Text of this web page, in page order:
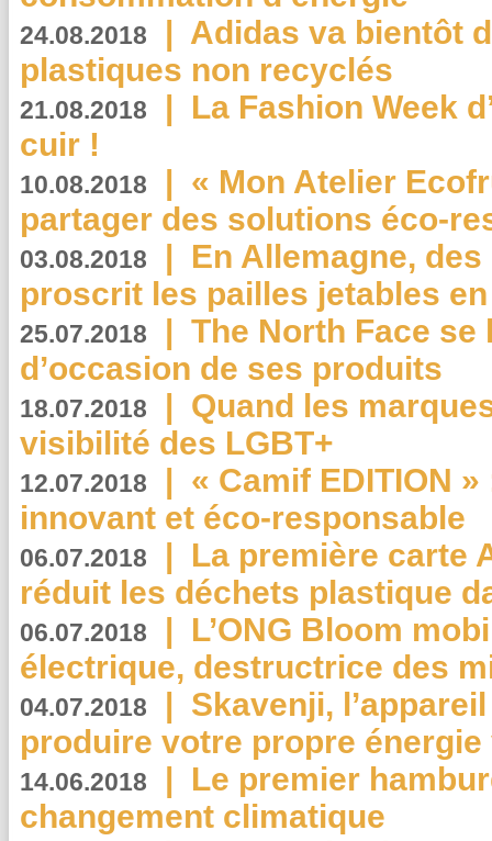
24.08.2018 | Adidas va bientôt
plastiques non recyclés
21.08.2018 | La Fashion Week
cuir !
10.08.2018 | « Mon Atelier
partager des solutions éco-
03.08.2018 | En Allemagne,
proscrit les pailles jetables
25.07.2018 | The North Face se
d’occasion de ses produits
18.07.2018 | Quand les
visibilité des LGBT+
12.07.2018 | « Camif EDITION
innovant et éco-responsable
06.07.2018 | La première carte
réduit les déchets plastique
06.07.2018 | L’ONG Bloom
électrique, destructrice des
04.07.2018 | Skavenji,
produire votre propre
14.06.2018 | Le premier
changement climatique